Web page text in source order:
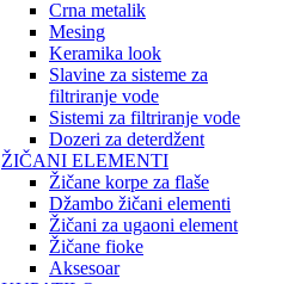
Crna metalik
Mesing
Keramika look
Slavine za sisteme za
filtriranje vode
Sistemi za filtriranje vode
Dozeri za deterdžent
ŽIČANI ELEMENTI
Žičane korpe za flaše
Džambo žičani elementi
Žičani za ugaoni element
Žičane fioke
Aksesoar